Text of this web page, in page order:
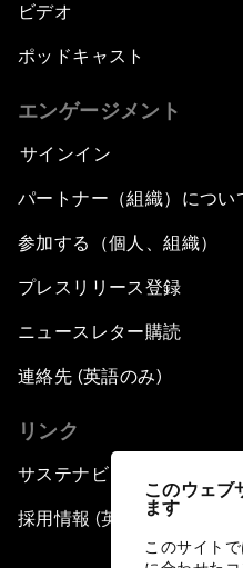
このウェブ
ます
このサイト
ビデオ
ポッドキャスト
エンゲージメント
サインイン
パートナー（組織）につい
参加する（個人、組織）
プレスリリース登録
ニュースレター購読
連絡先 (英語のみ)
リンク
サステナビリティへの取り
採用情報 (英語のみ)